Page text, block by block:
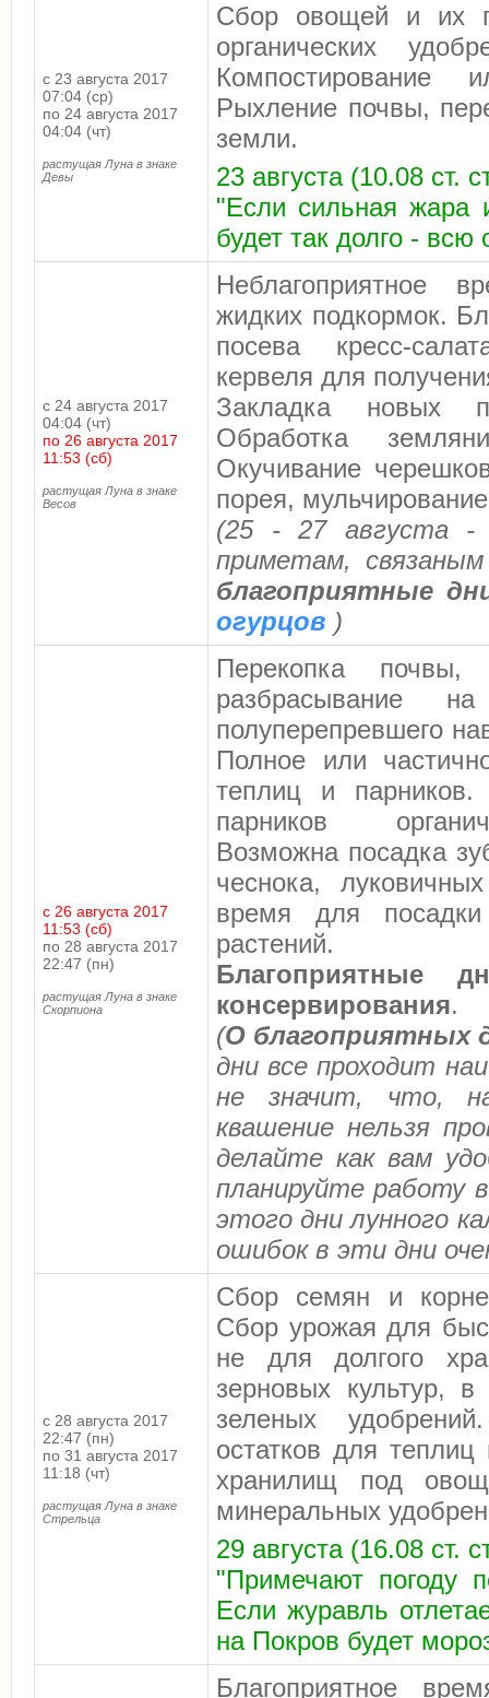
с 23 августа 2017
07:04 (ср)
по 24 августа 2017
04:04 (чт)
растущая Луна в знаке
Девы
Сбор овощей и их
органических
Компостирование
Рыхление почвы,
земли.
23 августа (10.08 ст.
"Если сильная жара
будет так долго - всю
с 24 августа 2017
04:04 (чт)
по 26 августа 2017
11:53 (сб)
растущая Луна в знаке
Весов
Неблагоприятное
жидких подкормок.
посева кресс-
кервеля для
Закладка новых
Обработка
Окучивание
порея,
(25 - 27 августа -
приметам,
благоприятные
огурцов )
с 26 августа 2017
11:53 (сб)
по 28 августа 2017
22:47 (пн)
растущая Луна в знаке
Скорпиона
Перекопка почвы,
разбрасывание
полуперепревшего
Полное или
теплиц и
парников
Возможна посадка
чеснока,
время для
растений.
Благоприятные
консервирования.
(О благоприятных
дни все проходит
не значит, что,
квашение нельзя
делайте как вам
планируйте работу
этого дни лунного
ошибок в эти дни
с 28 августа 2017
22:47 (пн)
по 31 августа 2017
11:18 (чт)
растущая Луна в знаке
Стрельца
Сбор семян и
Сбор урожая для
не для долгого
зерновых культур,
зеленых
остатков для
хранилищ под
минеральных
29 августа (16.08 ст.
"Примечают погоду
Если журавль
на Покров будет
Благоприятное